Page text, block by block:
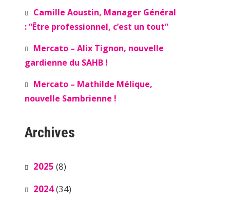
Camille Aoustin, Manager Général
: “Être professionnel, c’est un tout”
Mercato – Alix Tignon, nouvelle
gardienne du SAHB !
Mercato – Mathilde Mélique,
nouvelle Sambrienne !
Archives
2025 (8)
2024(34)